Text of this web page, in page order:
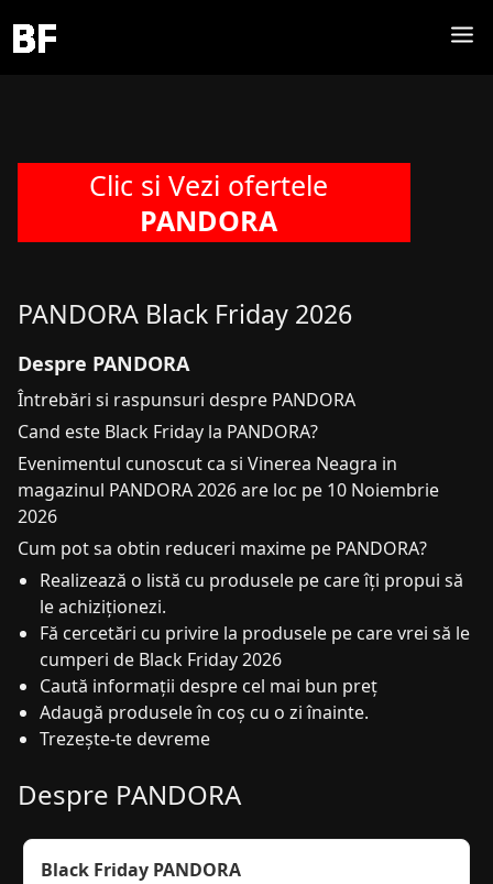
Clic si Vezi ofertele
PANDORA
PANDORA Black Friday 2026
Despre PANDORA
Întrebări si raspunsuri despre PANDORA
Cand este Black Friday la PANDORA?
Evenimentul cunoscut ca si Vinerea Neagra in
magazinul PANDORA 2026 are loc pe 10 Noiembrie
2026
Cum pot sa obtin reduceri maxime pe PANDORA?
Realizează o listă cu produsele pe care îți propui să
le achiziționezi.
Fă cercetări cu privire la produsele pe care vrei să le
cumperi de Black Friday 2026
Caută informații despre cel mai bun preț
Adaugă produsele în coș cu o zi înainte.
Trezește-te devreme
Despre PANDORA
Black Friday PANDORA